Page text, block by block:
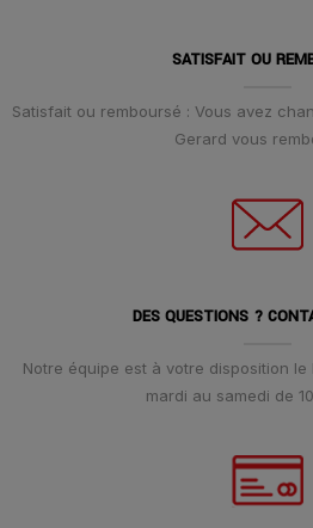
SATISFAIT OU
Satisfait ou remboursé : Vous avez
Gerard vous
DES QUESTIONS ?
Notre équipe est à votre disposition le
mardi au samedi de